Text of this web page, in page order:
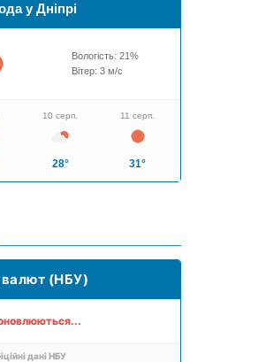
у Дніпрі
Вологість: 21%
Вітер: 3м/с
10 серп.
28°
11 серп.
31°
валют (НБУ)
дані НБУ